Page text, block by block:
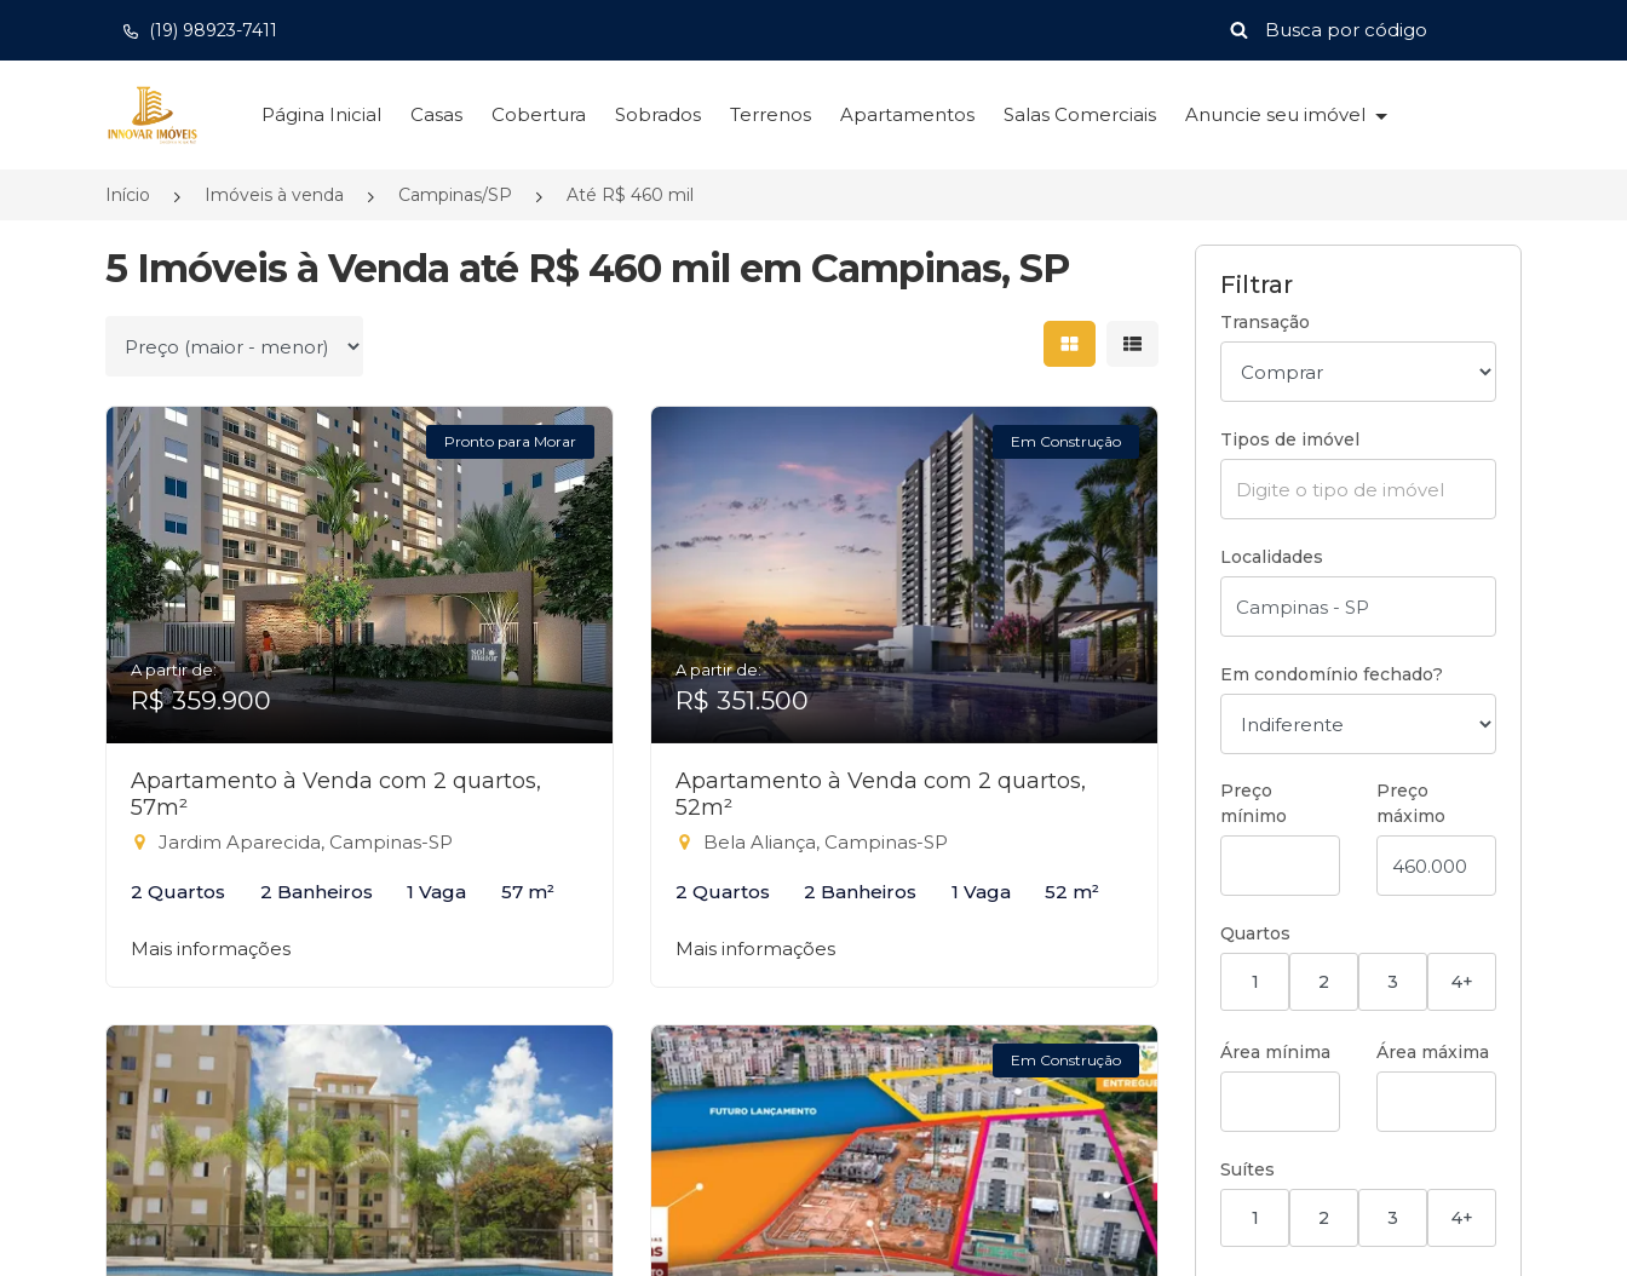
(19) 98923-7411
Página inicial
Página Inicial Casas Cobertura Sobrados Terrenos Apartamentos Salas Comerciais Anuncie seu imóvel
Início Imóveis à venda Campinas/SP Até R$ 460 mil
5 Imóveis à Venda até R$ 460 mil em Campinas, SP
Ordenar por Mostrar resultados em grade
Mostrar resultados em lista
Pronto para Morar
A partir de:
R$ 359.900
Apartamento à Venda com 2 quartos,
57m²
Jardim Aparecida, Campinas-SP
2 Quartos 2 Banheiros 1 Vaga 57 m²
Mais informações
Em Construção
A partir de:
R$ 351.500
Apartamento à Venda com 2 quartos,
52m²
Bela Aliança, Campinas-SP
2 Quartos 2 Banheiros 1 Vaga 52 m²
Mais informações
Em Construção
Filtrar
Transação
Tipos de imóvel
Localidades
Em condomínio fechado?
Preço
mínimo
Preço
máximo
Quartos
1 2 3 4+
Área mínima Área máxima
Suítes
1 2 3 4+